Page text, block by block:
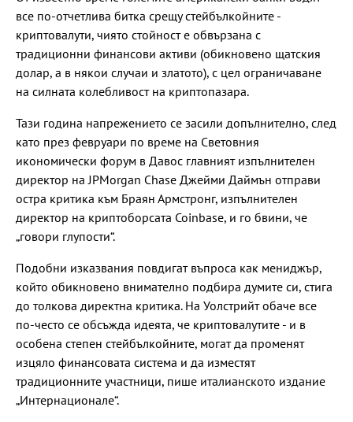
все по-отчетлива битка срещу стейбълкойните -
криптовалути, чиято стойност е обвързана с
традиционни финансови активи (обикновено щатския
долар, а в някои случаи и златото), с цел ограничаване
на силната колебливост на криптопазара.
Тази година напрежението се засили допълнително, след
като през февруари по време на Световния
икономически форум в Давос главният изпълнителен
директор на JPMorgan Chase Джейми Даймън отправи
остра критика към Браян Армстронг, изпълнителен
директор на криптоборсата Coinbase, и го бвини, че
„говори глупости“.
Подобни изказвания повдигат въпроса как мениджър,
който обикновено внимателно подбира думите си, стига
до толкова директна критика. На Уолстрийт обаче все
по-често се обсъжда идеята, че криптовалутите - и в
особена степен стейбълкойните, могат да променят
изцяло финансовата система и да изместят
традиционните участници, пише италианското издание
„Интернационале“.